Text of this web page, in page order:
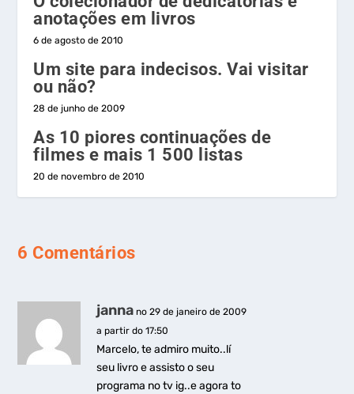
anotações em livros
6 de agosto de 2010
Um site para indecisos. Vai visitar
ou não?
28 de junho de 2009
As 10 piores continuações de
filmes e mais 1 500 listas
20 de novembro de 2010
6 Comentários
janna no 29 de janeiro de 2009
a partir do 17:50
Marcelo, te admiro muito..lí
seu livro e assisto o seu
programa no tv ig..e agora to